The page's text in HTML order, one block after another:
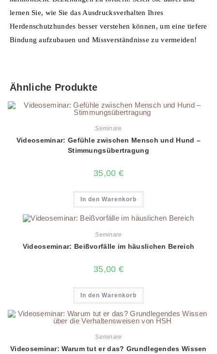
lernen Sie, wie Sie das Ausdrucksverhalten Ihres
Herdenschutzhundes besser verstehen können, um eine tiefere
Bindung aufzubauen und Missverständnisse zu vermeiden!
Ähnliche Produkte
Seminare
Videoseminar: Gefühle zwischen Mensch und Hund –
Stimmungsübertragung
35,00 €
In den Warenkorb
Seminare
Videoseminar: Beißvorfälle im häuslichen Bereich
35,00 €
In den Warenkorb
Seminare
Videoseminar: Warum tut er das? Grundlegendes Wissen